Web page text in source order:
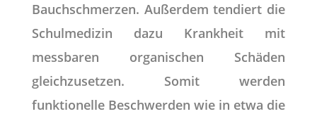
Bauchschmerzen. Außerdem tendiert die
Schulmedizin dazu Krankheit mit
messbaren organischen Schäden
gleichzusetzen. Somit werden
funktionelle Beschwerden wie in etwa die